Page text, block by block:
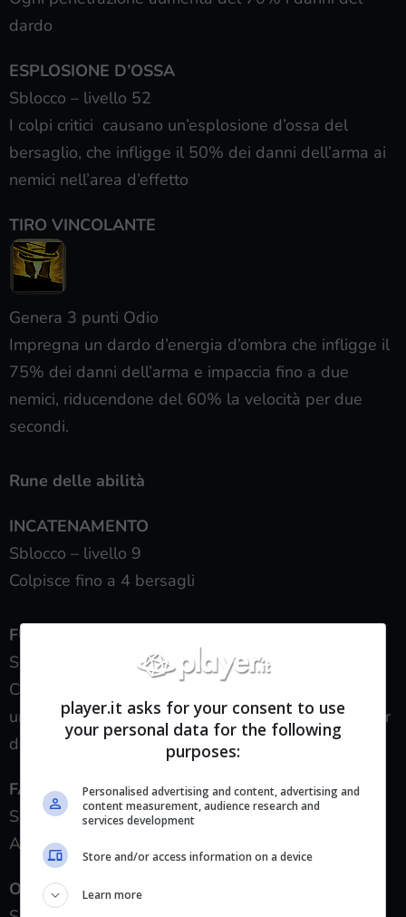
dardo
ESPLOSIONE D’OSSA
Sblocco – livello 52
I colpi critici causano un’esplosione d’ossa del
bersaglio, che infligge il 50% dei danni dell’arma ai
nemici nell’area d’effetto
TIRO VINCOLANTE
Genera 3 punti Odio
Impregna un dardo d’energia d’ombra che infligge il
75% dei danni dell’arma e impaccia fino a due
nemici, riducendone del 60% la velocità per due
secondi.
Rune delle abilità
INCATENAMENTO
Sblocco – livello 9
Colpisce fino a 4 bersagli
FULMINE A CATENA
Sblocco – livello 18
Catene elettrificate colpiscono i nemici infliggendo
un ulteriore 28% dei danni dell’arma al secondo per
due secondi come danni da fulmine
FARDELLO
Sblocco – livello 34
Aumenta la durata del rallentamento a 4 secondi
ODIO DEI GIUSTI
player.it asks for your consent to use
your personal data for the following
purposes:
Personalised advertising and content, advertising and
content measurement, audience research and
services development
Store and/or access information on a device
Learn more